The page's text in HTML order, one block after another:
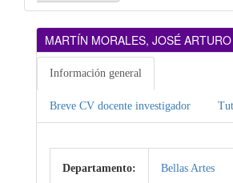
MARTÍN MORALES, JOSÉ ARTURO
Información general
Breve CV docente investigador
Departamento: Bellas Artes